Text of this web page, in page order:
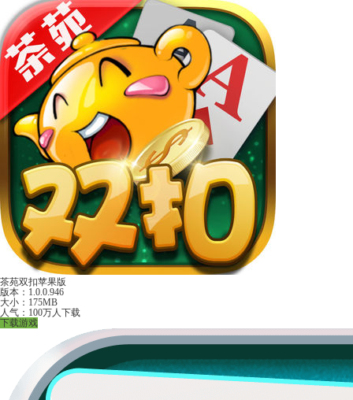
茶苑双扣苹果版
版本：1.0.0.946
大小：175MB
人气：100万人下载
下载游戏